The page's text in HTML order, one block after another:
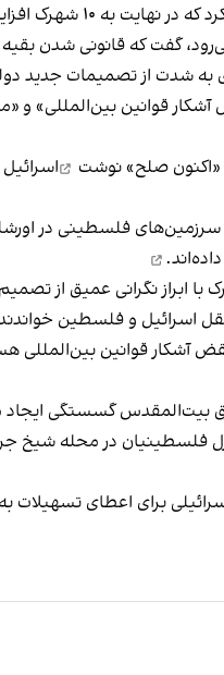
گفت که قانونی شدن
به شدت از تصمیمات جدید
قوانین بین‌المللی» و
نوشت
سرزمین‌های فلسطینی در
با ابراز نگرانی عمیق
اسرائیل و فلسطین
آشکار قوانین بین‌المللی
بیت‌المقدس گسستگی ایجاد
فلسطینیان در محله شیخ
برای اعطای